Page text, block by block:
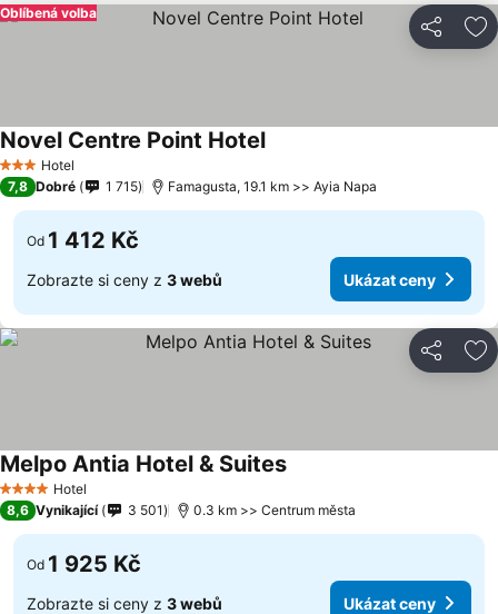
Sdílet
Oblíbená volba
3 Počet hvězdiček
Hotel
Novel Centre Point HotelUkázat ceny
7,8 Dobré 1 715 Famagusta, 19.1 km >> Ayia Napa
Od 1 412 Kč
Zobrazte si ceny z 3 webů Ukázat ceny
Sdílet
4 Počet hvězdiček
Hotel
Melpo Antia Hotel & SuitesUkázat ceny
8,6 Vynikající 3 501 0.3 km >> Centrum města
Od 1 925 Kč
Zobrazte si ceny z 3 webů Ukázat ceny